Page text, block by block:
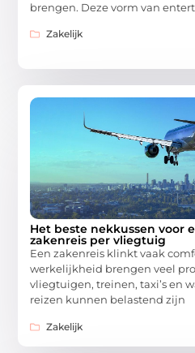
brengen. Deze vorm van
Zakelijk
Het beste nekkussen voor
zakenreis per vliegtuig
Een zakenreis klinkt vaak
werkelijkheid brengen veel
vliegtuigen, treinen, taxi’s en
reizen kunnen belastend zijn
Zakelijk